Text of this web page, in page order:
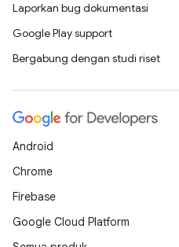
Laporkan bug dokumentasi
Google Play support
Bergabung dengan studi riset
Android
Chrome
Firebase
Google Cloud Platform